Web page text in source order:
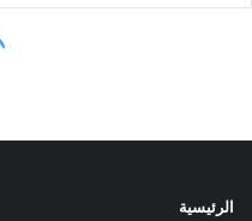
الرئيسية